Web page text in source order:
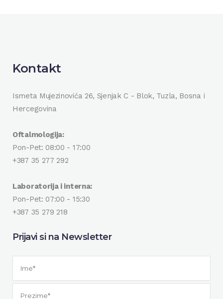
Kontakt
Ismeta Mujezinovića 26, Sjenjak C - Blok, Tuzla, Bosna i
Hercegovina
Oftalmologija:
Pon-Pet: 08:00 - 17:00
+387 35 277 292
Laboratorija i interna:
Pon-Pet: 07:00 - 15:30
+387 35 279 218
Prijavi si na Newsletter